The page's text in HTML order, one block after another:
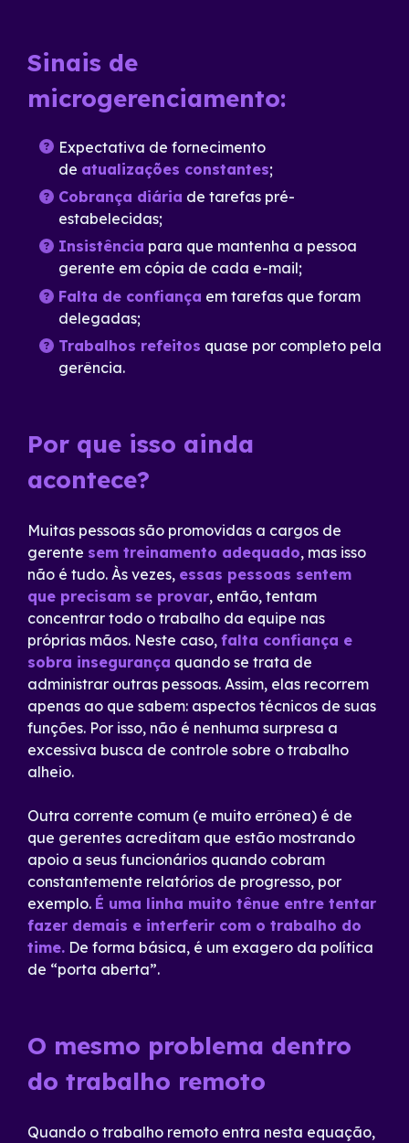
Sinais de
microgerenciamento:
Expectativa de fornecimento
de atualizações constantes;
Cobrança diária de tarefas pré-
estabelecidas;
Insistência para que mantenha a pessoa
gerente em cópia de cada e-mail;
Falta de confiança em tarefas que foram
delegadas;
Trabalhos refeitos quase por completo pela
gerência.
Por que isso ainda
acontece?
Muitas pessoas são promovidas a cargos de
gerente sem treinamento adequado, mas isso
não é tudo. Às vezes, essas pessoas sentem
que precisam se provar, então, tentam
concentrar todo o trabalho da equipe nas
próprias mãos. Neste caso, falta confiança e
sobra insegurança quando se trata de
administrar outras pessoas. Assim, elas recorrem
apenas ao que sabem: aspectos técnicos de suas
funções. Por isso, não é nenhuma surpresa a
excessiva busca de controle sobre o trabalho
alheio.
Outra corrente comum (e muito errônea) é de
que gerentes acreditam que estão mostrando
apoio a seus funcionários quando cobram
constantemente relatórios de progresso, por
exemplo. É uma linha muito tênue entre tentar
fazer demais e interferir com o trabalho do
time. De forma básica, é um exagero da política
de “porta aberta”.
O mesmo problema dentro
do trabalho remoto
Quando o trabalho remoto entra nesta equação,